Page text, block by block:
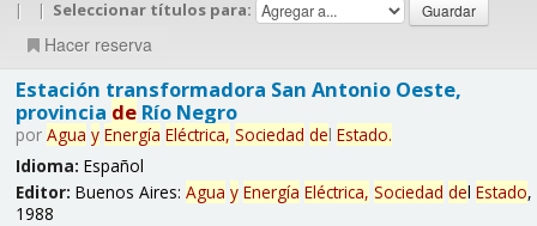
| | Seleccionar títulos para:
Hacer reserva
Estación transformadora San Antonio Oeste,
provincia deRío Negro
por Agua y Energía Eléctrica, Sociedad del Estado.
Idioma: Español
Editor: Buenos Aires: Agua y Energía Eléctrica, Sociedad del Estado,
1988